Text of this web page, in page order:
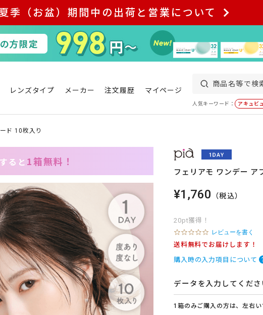
季（お盆）期間中の出荷と営業について
レンズタイプ メーカー 注文履歴 マイページ
人気キーワード： アキュビ
ド 10枚入り
ると 1箱無料！
フェリアモ ワンデー ア
¥1,760 （税込）
20pt獲得！
0
.
0
s
r
r
a
t
レビューを書く
送料無料でお届けします！
購入時の入力項目について
データを入力してくださ
1箱のみご購入の方は、左右